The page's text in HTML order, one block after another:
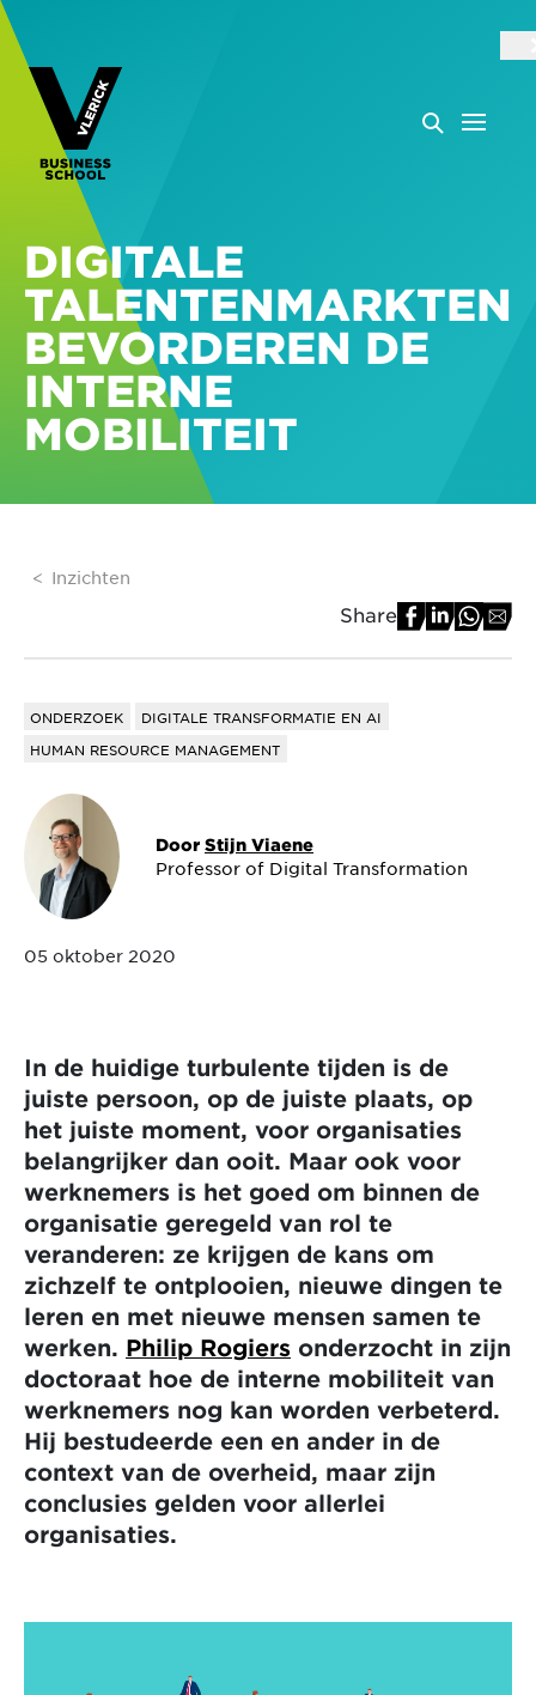
DIGITALE
TALENTENMARKTEN
BEVORDEREN DE
INTERNE
MOBILITEIT
Inzichten
Share
ONDERZOEK
DIGITALE TRANSFORMATIE EN AI
HUMAN RESOURCE MANAGEMENT
Door Stijn Viaene
Professor of Digital Transformation
05 oktober 2020
In de huidige turbulente tijden is de
juiste persoon, op de juiste plaats, op
het juiste moment, voor organisaties
belangrijker dan ooit. Maar ook voor
werknemers is het goed om binnen de
organisatie geregeld van rol te
veranderen: ze krijgen de kans om
zichzelf te ontplooien, nieuwe dingen te
leren en met nieuwe mensen samen te
werken. Philip Rogiers onderzocht in zijn
doctoraat hoe de interne mobiliteit van
werknemers nog kan worden verbeterd.
Hij bestudeerde een en ander in de
context van de overheid, maar zijn
conclusies gelden voor allerlei
organisaties.